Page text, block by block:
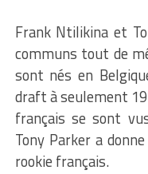
Frank Ntilikina et
communs tout de
sont nés en
draft à seulement
français se sont
Tony Parker a
rookie français.